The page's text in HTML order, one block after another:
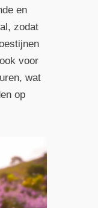
en
zodat
voor
wat
op